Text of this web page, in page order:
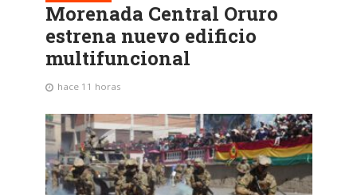
Morenada Central Oruro
estrena nuevo edificio
multifuncional
hace 11 horas